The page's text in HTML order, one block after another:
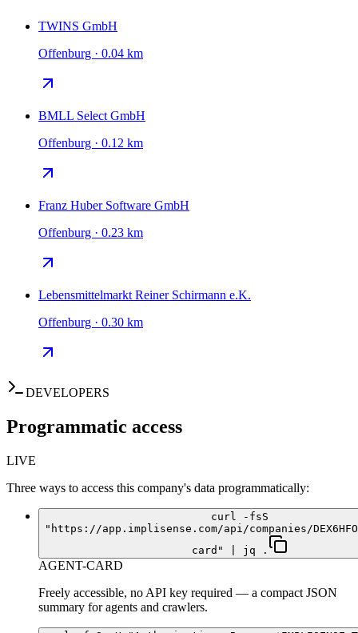
TWINS GmbH
Offenburg · 0.04 km
BMLL Select GmbH
Offenburg · 0.12 km
Franz Huber Software GmbH
Offenburg · 0.23 km
Lebensmittelmarkt Reiner Schirmann e.K.
Offenburg · 0.30 km
DEVELOPERS
Programmatic access
LIVE
Three ways to access this company's data programmatically:
curl -fsS
"https://app.implisense.com/api/companies/
card" | jq .
AGENT-CARD
Freely accessible, no API key required — a compact JSON
summary for agents and crawlers.